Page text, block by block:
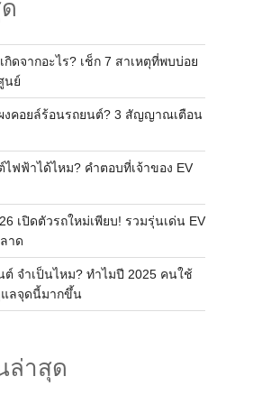
ดจากอะไร? เช็ก 7 สาเหตุที่พบบ่อย
นย์
งคอยล์ร้อนรถยนต์? 3 สัญญาณเตือน
ฟฟ้าได้ไหม? คำตอบที่เจ้าของ EV
เปิดตัวรถใหม่เพียบ! รวมรุ่นเด่น EV
าด
ต์ จำเป็นไหม? ทำไมปี 2025 คนใช้
แลจุดนี้มากขึ้น
ล่าสุด